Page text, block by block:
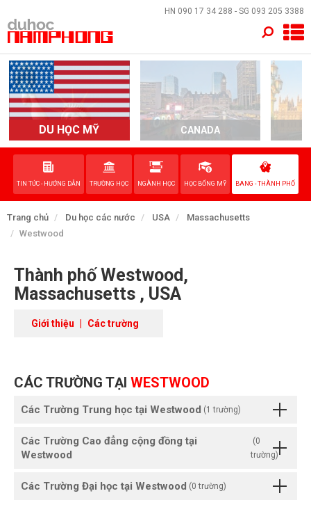
HN 090 17 34 288 - SG 093 205 3388
DU HỌC MỸ CANADA
TIN TỨC - HƯỚNG DẪN TRƯỜNG HỌC NGÀNH HỌC HỌC BỔNG MỸ BANG - THÀNH PHỐ
Trang chủ Du học các nước USA
Massachusetts
Westwood
Thành phố Westwood,
Massachusetts , USA
Giới thiệu | Các trường
CÁC TRƯỜNG TẠI WESTWOOD
Các Trường Trung học tại Westwood (1 trường)
Các Trường Cao đẳng cộng đồng tại
Westwood
(0
trường)
Các Trường Đại học tại Westwood (0 trường)
×
TRANG CHỦ
QUỐC GIA
EVENTS
DỊCH VỤ
VỀ NAM PHONG
LIÊN HỆ